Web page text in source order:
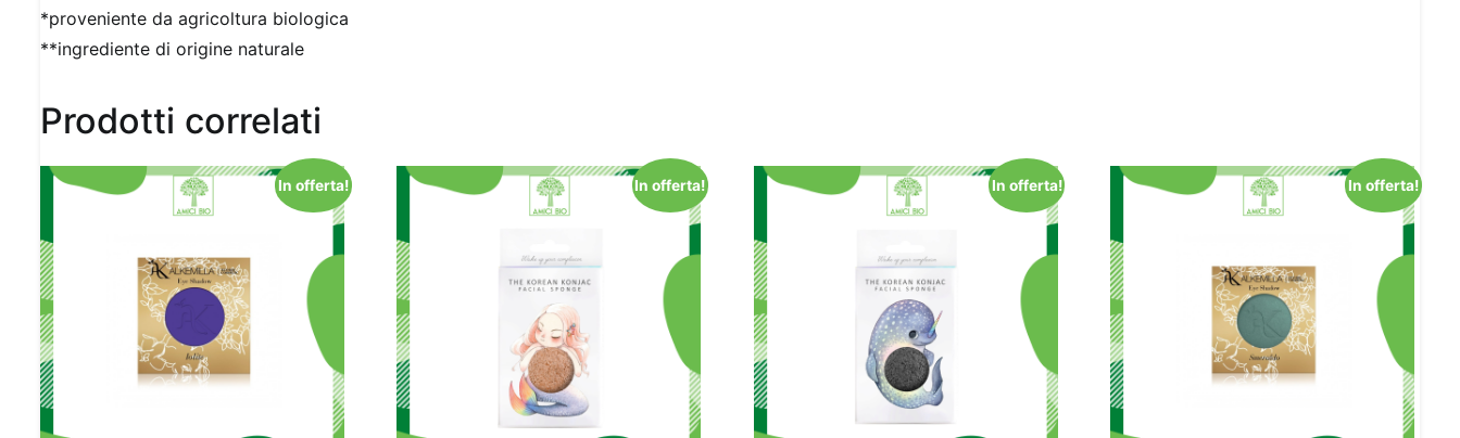
*proveniente da agricoltura biologica
**ingrediente di origine naturale
Prodotti correlati
In offerta! In offerta! In offerta! In offerta!